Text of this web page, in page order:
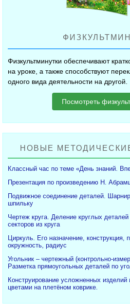
Физкультминутки обеспечивают
на уроке, а также способствуют
одного вида деятельности на другой.
Посмотреть
НОВЫЕ
Классный час по теме «День знаний.
Презентация по произведению Н.
Подвижное соединение деталей.
шпильку
Чертеж круга. Деление круглых
секторов из круга
Циркуль. Его назначение, конструкция,
окружность, радиус
Угольник – чертежный (контрольно-
Разметка прямоугольных деталей по
Конструирование усложненных изделий
цветами на плетёном коврике.